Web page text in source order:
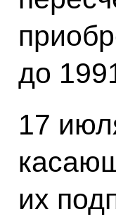
до
17
их